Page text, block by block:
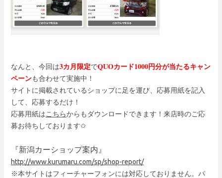
なんと、今回は3カ月限定でQUOカード1000円分が当たるキャン
ペーンも合わせて実施中！
サイトに掲載されているショップに足を運び、応募用紙を記入
して、応募するだけ！
応募用紙はこちらからもダウンロードできます！来店時のご応
募お待ちしております✩
『新潟カーショップ案内』
http://www.kurumaru.com/sp/shop-report/
※本サイトはフィーチャーフォンには対応しておりません。パ